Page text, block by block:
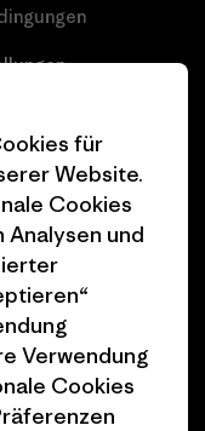
für
Website.
Cookies
und
Verwendung
Cookies